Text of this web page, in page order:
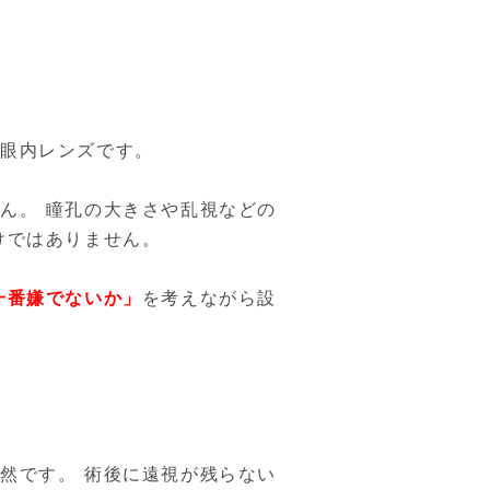
内レンズです。
。 瞳孔の大きさや乱視などの
はありません。
嫌でないか」 を考えながら設
です。 術後に遠視が残らない